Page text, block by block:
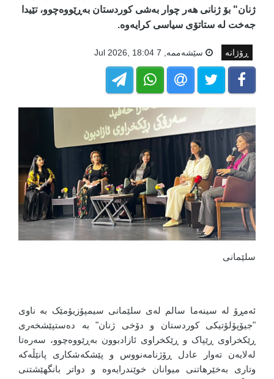
ژنان" بۆ ژنانی هەر چوار بەشی کوردستان بەڕێووەچوو، تێیدا
جەخت لە ستاتۆی سیاسی کرایەوە.
ڕۆژانە سێشه‌ممه‌, 7 Jul 2026, 18:04
سلێمانی
ئەمڕۆ لە سینەما سالم لەی سلێمانی سیمپۆزیۆمێک بە ناوی
"جیۆپۆلۆتیکی کوردستان و دۆخی ژنان" بە دەستپێشخەری
ڕێکخراوی ڕێپاک و ڕێکخراوی ئازادبوون بەڕێووەچوو، سەرەتا
لەلایەن تەوار عادل ڕۆژنامەنووس و پێشکەشکاری پانێڵەکە
وتاری بەخێرهاتنی میوانان خوێندرایەوە و دواتر بانگهێشتنی